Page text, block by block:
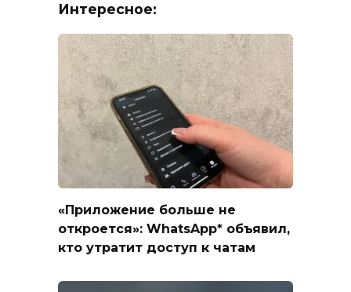
Интересное:
«Приложение больше не
откроется»: WhatsApp* объявил,
кто утратит доступ к чатам